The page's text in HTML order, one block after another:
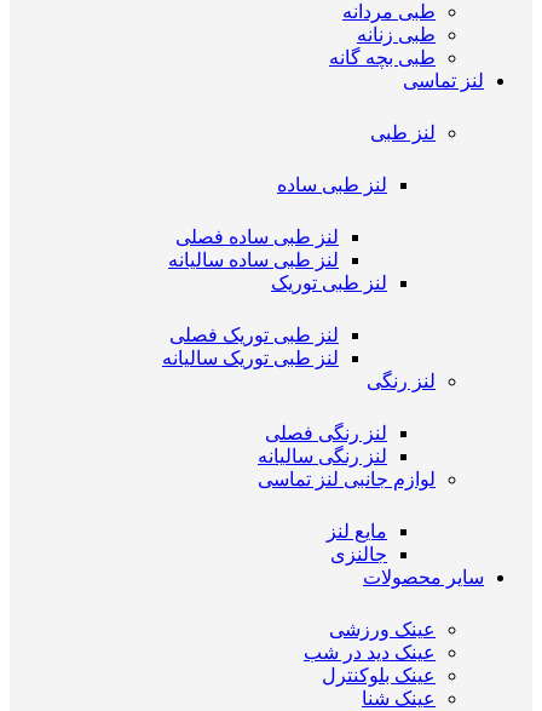
طبی مردانه
طبی زنانه
طبی بچه گانه
لنز تماسی
لنز طبی
لنز طبی ساده
لنز طبی ساده فصلی
لنز طبی ساده سالیانه
لنز طبی توریک
لنز طبی توریک فصلی
لنز طبی توریک سالیانه
لنز رنگی
لنز رنگی فصلی
لنز رنگی سالیانه
لوازم جانبی لنز تماسی
مایع لنز
جالنزی
سایر محصولات
عینک ورزشی
عینک دید در شب
عینک بلوکنترل
عینک شنا